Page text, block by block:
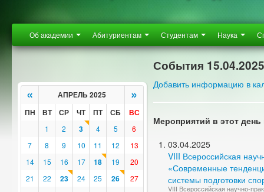
Об академии Абитуриентам Студентам Наука
« АПРЕЛЬ 2025 »
ПН ВТ СР ЧТ ПТ СБ ВС
1 2 3 4 5
6
7
8 9 10 11 12
13
14
15 16 17 18 19
20
21
22 23 24 25 26
27
События 15.04.2025
Добавить информацию в
Мероприятий в этот день
03.04.2025
VIII Всероссийская
«Современные
системы подготовки
VIII Всероссийская научно-